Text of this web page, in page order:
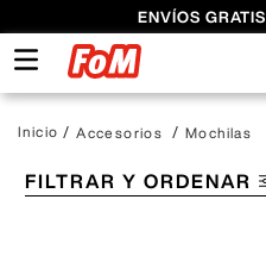
ENVÍOS GRATIS
Accesorios Mochilas
FILTRAR Y ORDENAR